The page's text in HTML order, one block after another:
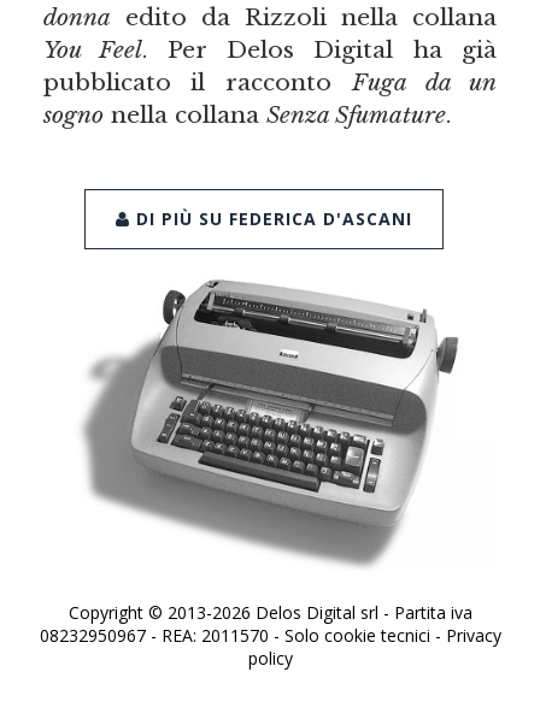
donna edito da Rizzoli nella collana
You Feel. Per Delos Digital ha già
pubblicato il racconto Fuga da un
sognonella collana Senza Sfumature.
DI PIÙ SU FEDERICA D'ASCANI
Copyright © 2013-2026 Delos Digital srl - Partita iva
08232950967 - REA: 2011570 - Solo cookie tecnici - Privacy
policy